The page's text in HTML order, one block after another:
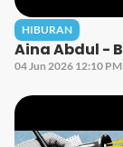
HIBURAN
Aina Abdul -
04 Jun 2026 12:10 PM